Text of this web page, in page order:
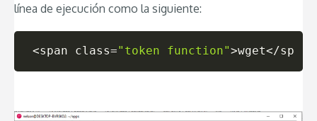
línea de ejecución como la siguiente:
<span class="token function">wget</span